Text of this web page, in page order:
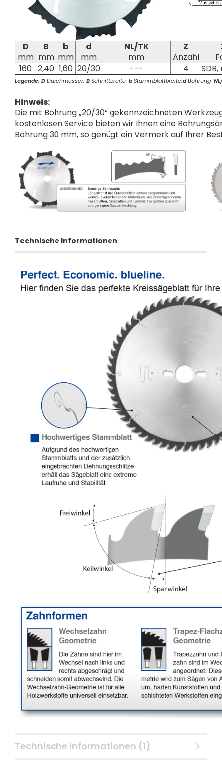
D
mm
B
mm
b
mm
d
mm
NL/TK
mm
Z
Anzahl
160 2,40 1,60 20/30 --- 4
Legende: DDurchmesser;BSchnittbreite;bStammblattbreite;dBohrung;
Hinweis:
Die mit Bohrung „20/30“ gekennzeichneten
kostenlosen Service bieten wir Ihnen eine
Bohrung 30 mm, so genügt ein Vermerk auf Ihrer
Technische Informationen
Technische Informationen (1)